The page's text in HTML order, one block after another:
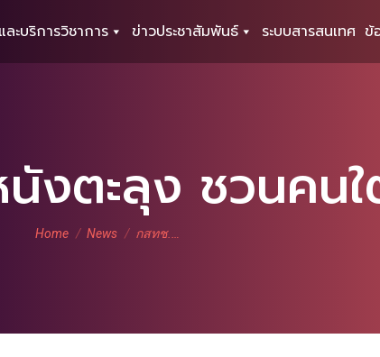
ละบริการวิชาการ ข่าวประชาสัมพันธ์ ระบบสารสนเทศ ข้
งตะลุง ชวนคน
You are here:
Home News กสทช.…